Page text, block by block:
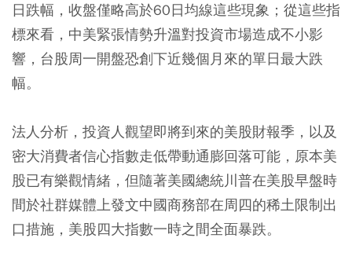
日跌幅，收盤僅略高於60日均線這些現象；從這些指
標來看，中美緊張情勢升溫對投資市場造成不小影
響，台股周一開盤恐創下近幾個月來的單日最大跌
幅。
法人分析，投資人觀望即將到來的美股財報季，以及
密大消費者信心指數走低帶動通膨回落可能，原本美
股已有樂觀情緒，但隨著美國總統川普在美股早盤時
間於社群媒體上發文中國商務部在周四的稀土限制出
口措施，美股四大指數一時之間全面暴跌。